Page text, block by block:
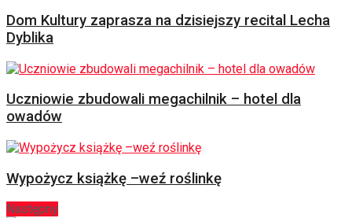
Dom Kultury zaprasza na dzisiejszy recital Lecha
Dyblika
Uczniowie zbudowali megachilnik – hotel dla
owadów
Wypożycz książkę –weź roślinkę
Następny